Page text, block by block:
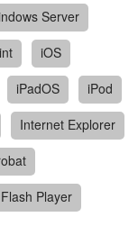
Server
iOS
iPadOS
iPod
Internet Explorer
Flash Player